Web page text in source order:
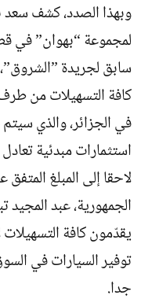
وبهذا الصدد، كشف سعد
لمجموعة “بهوان” في
سابق لجريدة
كافة التسهيلات من
في الجزائر، والذي
لاحقا إلى المبلغ
الجمهورية، عبد المجيد
يقدّمون كافة
توفير السيارات في
جدا.